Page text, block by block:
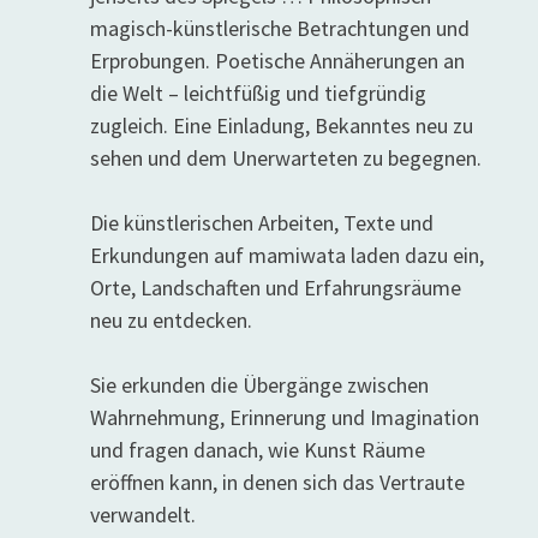
magisch-künstlerische Betrachtungen und
Erprobungen. Poetische Annäherungen an
die Welt – leichtfüßig und tiefgründig
zugleich. Eine Einladung, Bekanntes neu zu
sehen und dem Unerwarteten zu begegnen.
Die künstlerischen Arbeiten, Texte und
Erkundungen auf mamiwata laden dazu ein,
Orte, Landschaften und Erfahrungsräume
neu zu entdecken.
Sie erkunden die Übergänge zwischen
Wahrnehmung, Erinnerung und Imagination
und fragen danach, wie Kunst Räume
eröffnen kann, in denen sich das Vertraute
verwandelt.